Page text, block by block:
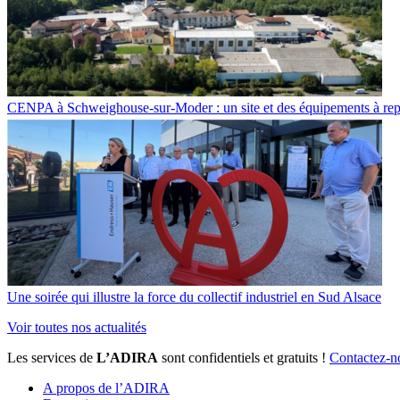
CENPA à Schweighouse-sur-Moder : un site et des équipements à
Une soirée qui illustre la force du collectif industriel en Sud Alsace
Voir toutes nos actualités
Les services de L’ADIRA sont confidentiels et gratuits ! Contactez-
A propos de l’ADIRA